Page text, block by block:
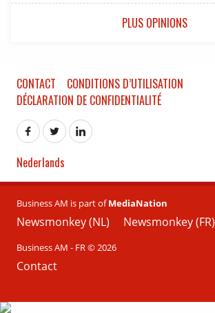
PLUS OPINIONS
CONTACT
CONDITIONS D’UTILISATION
DÉCLARATION DE CONFIDENTIALITÉ
Nederlands
Business AM is part ofMediaNation
Newsmonkey (NL) Newsmonkey (FR)
Business AM - FR © 2026
Contact